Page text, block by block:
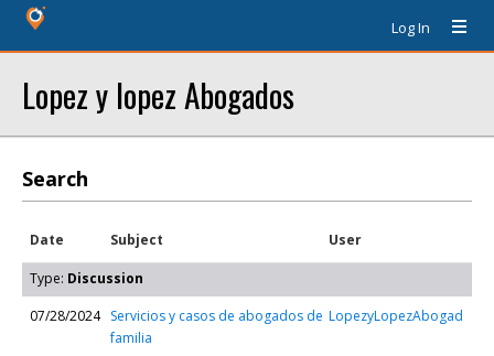
Log In
Lopez y lopez Abogados
Search
Date Subject User
Type: Discussion
07/28/2024 Servicios y casos de abogados de
familia
LopezyLopezAbogad